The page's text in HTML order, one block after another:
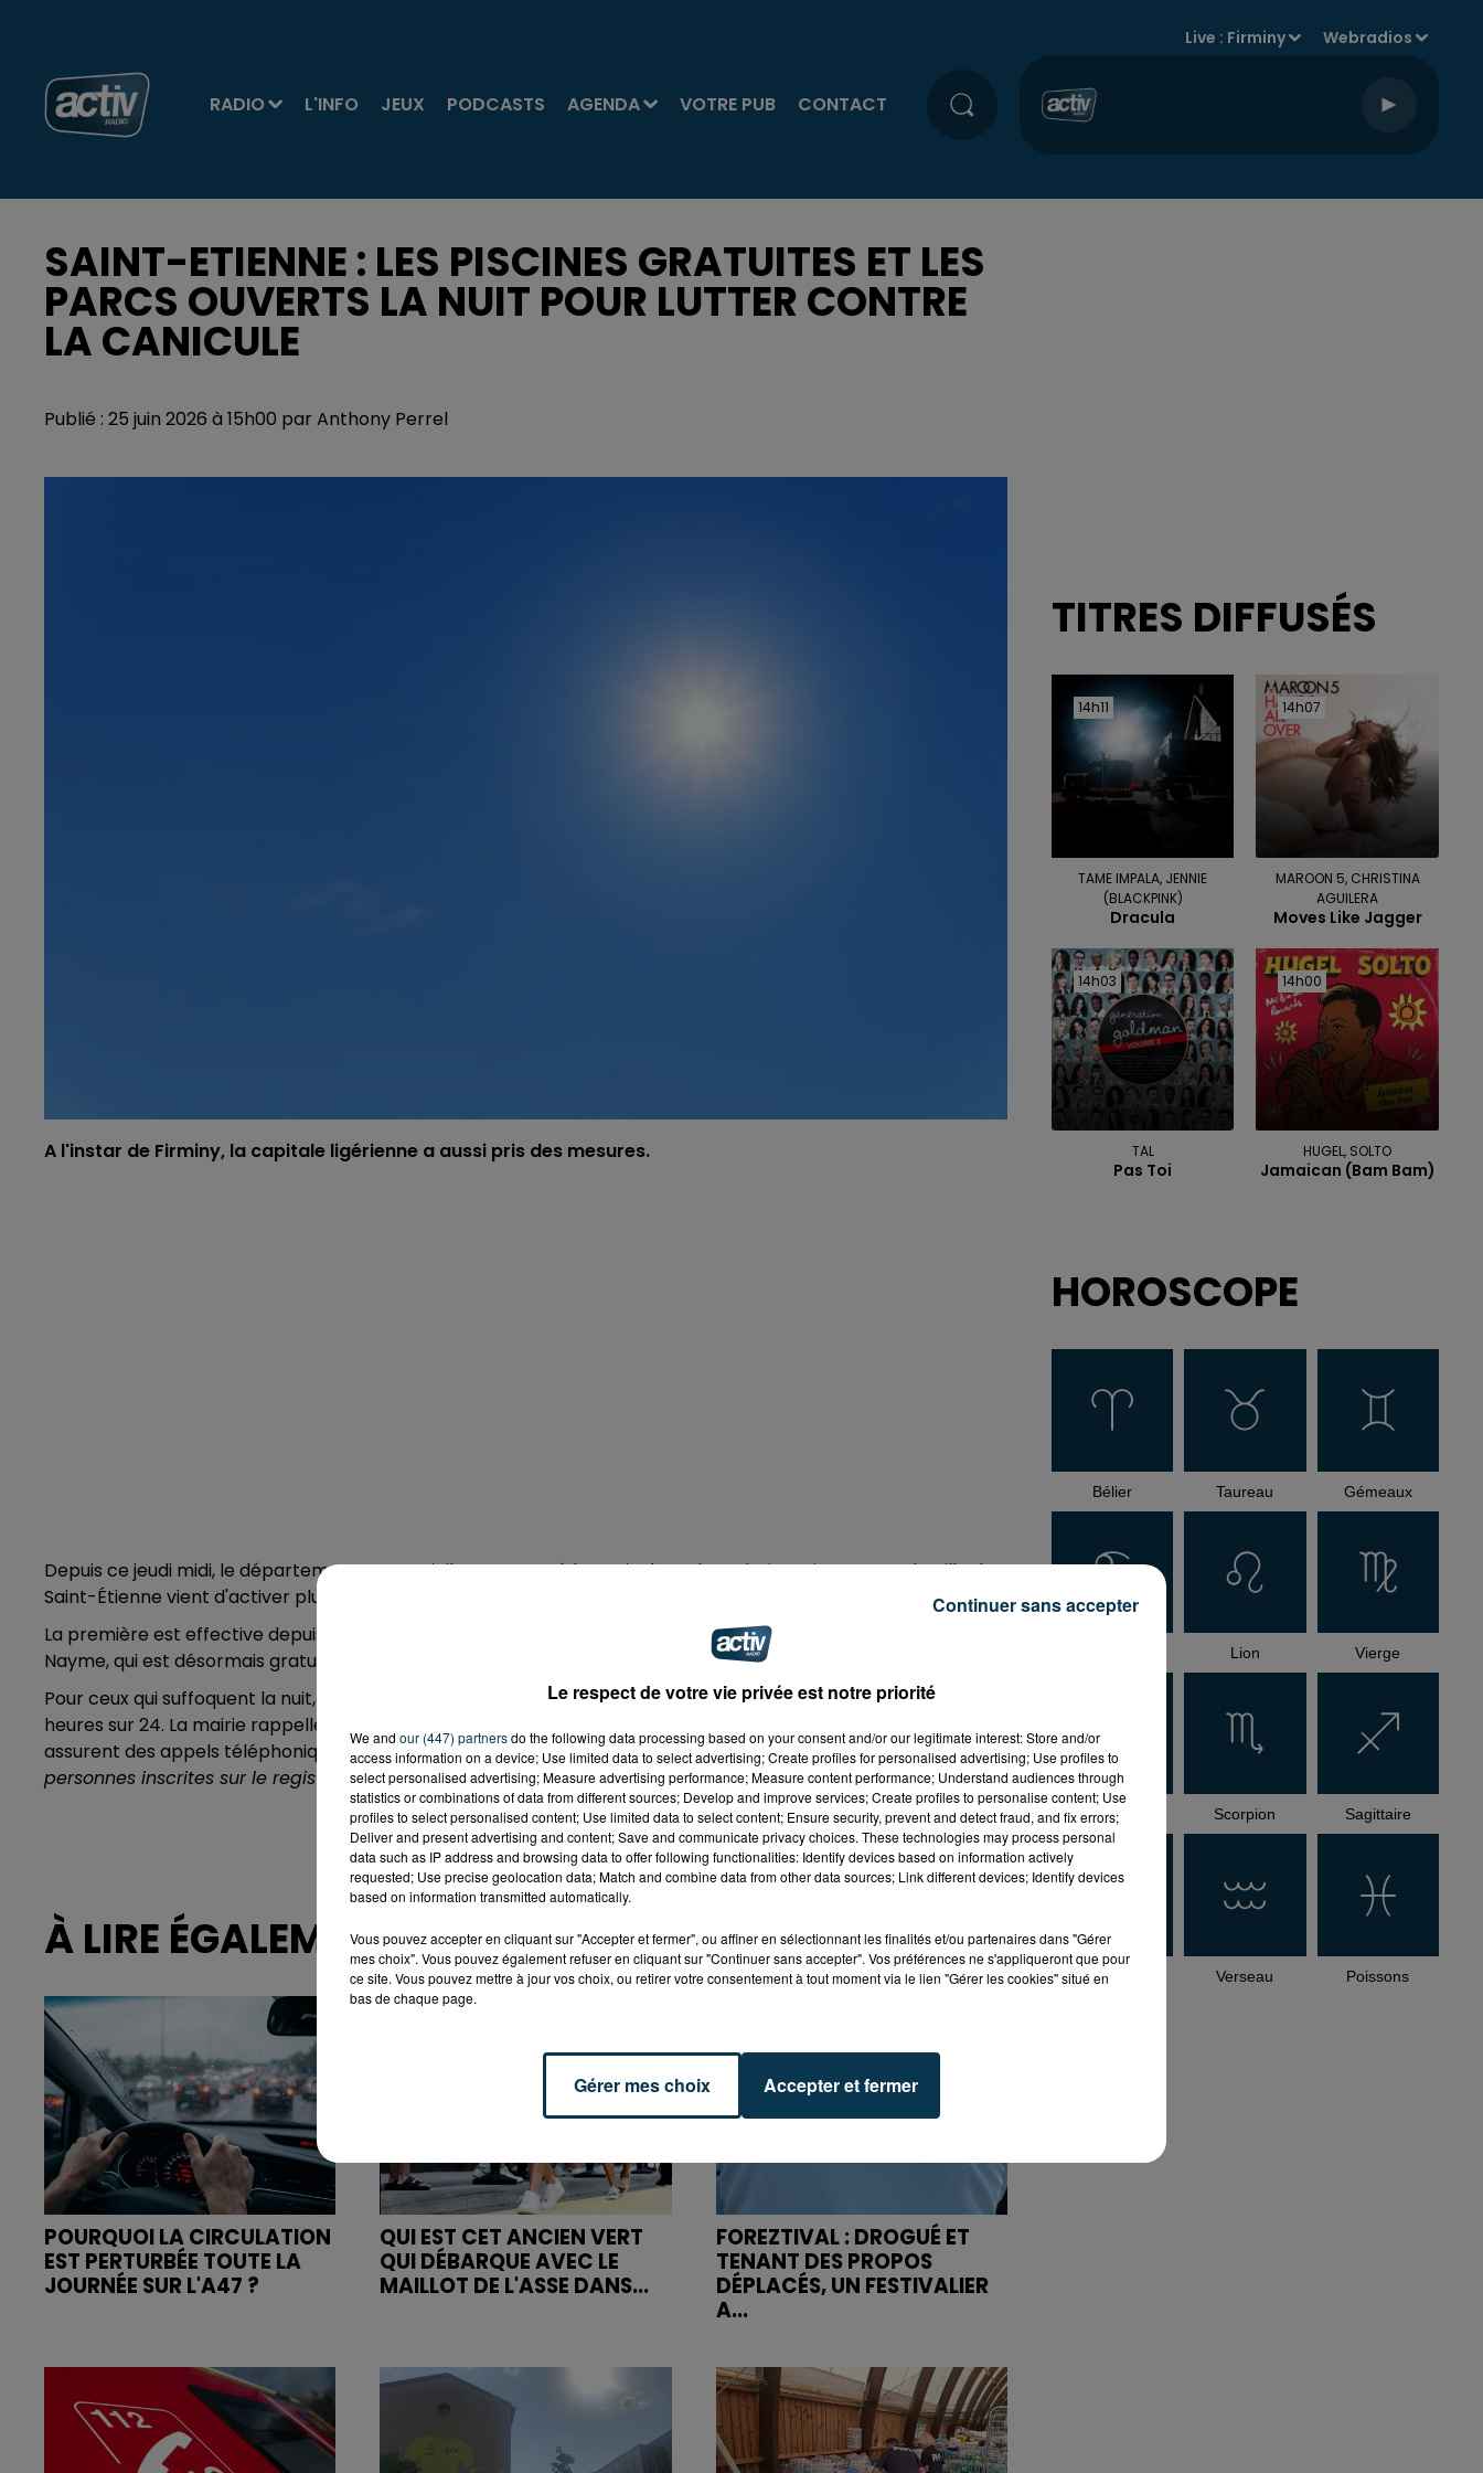
RADIO L'INFO JEUX PODCASTS AGENDA VOTRE PUB CONTACT
Live : Firminy Webradios
SAINT-ETIENNE : LES PISCINES GRATUITES ET LES
PARCS OUVERTS LA NUIT POUR LUTTER CONTRE
LA CANICULE
Publié : 25 juin 2026 à 15h00 par Anthony Perrel
A l'instar de Firminy, la capitale ligérienne a aussi pris des mesures.
Depuis ce jeudi midi, le département est en vigilance rouge à la canicule.Cela a plusieurs impactset la Ville de
Saint-Étienne vient d'activer plusieurs mesures pour rendre la vie un peu plus facile.
La première est effective depuis ce midi. Elle concerne l'accès aux 2 piscines de la ville, Grouchy et Yves
Nayme, qui est désormais gratuit sur une tranche horaire élargie (ndlr : de 10 à 20h, le temps de la canicule).
Pour ceux qui suffoquent la nuit, les parcs et jardins municipaux resteront exceptionnellement ouverts 24
heures sur 24. La mairie rappelle également que les équipes du CCAS (ndlr, Centre communal d'action sociale)
assurent des appels téléphoniques de prévention "dans les quartiers, en complément du suivi quotidien des
personnes inscrites sur le registre des personnes vulnérables".
À LIRE ÉGALEMENT
POURQUOI LA CIRCULATION
EST PERTURBÉE TOUTE LA
JOURNÉE SUR L'A47 ?
QUI EST CET ANCIEN VERT
QUI DÉBARQUE AVEC LE
MAILLOT DE L'ASSE DANS...
FOREZTIVAL : DROGUÉ ET
TENANT DES PROPOS
DÉPLACÉS, UN FESTIVALIER
A...
TITRES DIFFUSÉS
14h11
14h11
TAME IMPALA, JENNIE
(BLACKPINK)
Dracula
14h07
14h07
MAROON 5, CHRISTINA
AGUILERA
Moves Like Jagger
14h03
14h03
TAL
Pas Toi
14h00
14h00
HUGEL, SOLTO
Jamaican (bam Bam)
HOROSCOPE
Bélier Taureau Gémeaux
Lion Vierge
Balance Scorpion Sagittaire
Capricorne Verseau Poissons
Le respect de votre vie privée est notre priorité
We and our (447) partnersdo the following data processing based on your consent and/or our legitimate interest: Store and/or
access information on a device; Use limited data to select advertising; Create profiles for personalised advertising; Use profiles to
select personalised advertising; Measure advertising performance; Measure content performance; Understand audiences through
statistics or combinations of data from different sources; Develop and improve services; Create profiles to personalise content; Use
profiles to select personalised content; Use limited data to select content; Ensure security, prevent and detect fraud, and fix errors;
Deliver and present advertising and content; Save and communicate privacy choices. These technologies may process personal
data such as IP address and browsing data to offer following functionalities: Identify devices based on information actively
requested; Use precise geolocation data; Match and combine data from other data sources; Link different devices; Identify devices
based on information transmitted automatically.
Vous pouvez accepter en cliquant sur "Accepter et fermer", ou affiner en sélectionnant les finalités et/ou partenaires dans "Gérer
mes choix". Vous pouvez également refuser en cliquant sur "Continuer sans accepter". Vos préférences ne s'appliqueront que pour
ce site. Vous pouvez mettre à jour vos choix, ou retirer votre consentement à tout moment via le lien "Gérer les cookies" situé en
bas de chaque page.
Gérer mes choix Accepter et fermer
Continuer sans accepter